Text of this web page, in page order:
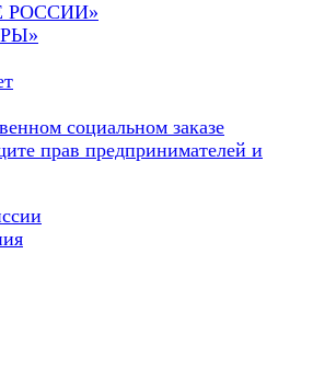
РОССИИ»
социальном заказе
прав предпринимателей и